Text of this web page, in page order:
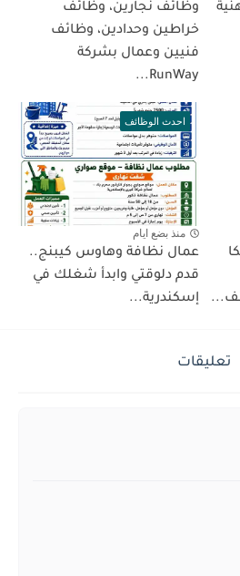
وظائف نجارين، وظائف
خراطين وحدادين، وظائف
فنيين وعمال بشركة
RunWay...
احدث الوظائف
منذ بضع ايام
عمال نظافة وهاوس كيبنج..
قدم دلوقتي وابدأ شغلك في
إسكندرية...
تعليقات